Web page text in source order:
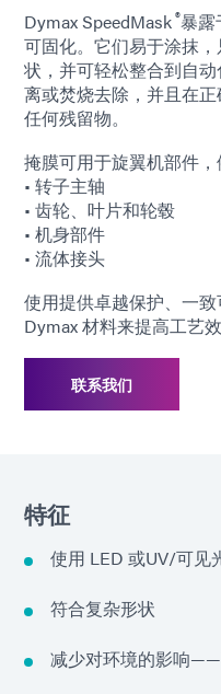
Dymax SpeedMask®暴露
可固化。它们易于涂抹
状，并可轻松整合到自
离或焚烧去除，并且在
任何残留物。
掩膜可用于旋翼机部件，
• 转子主轴
• 齿轮、叶片和轮毂
• 机身部件
• 流体接头
使用提供卓越保护、一
Dymax 材料来提高工艺效
联系我们
特征
使用 LED 或UV/可见
符合复杂形状
减少对环境的影响